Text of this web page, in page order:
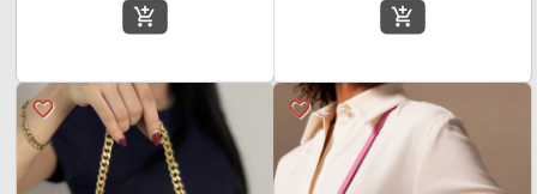
add_shopping_cart
add_shopping_cart
favorite_border
favorite_border